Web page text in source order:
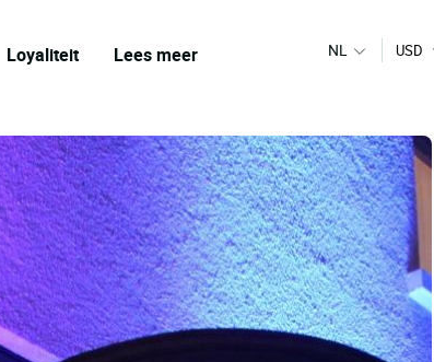
Loyaliteit Lees meer NL USD